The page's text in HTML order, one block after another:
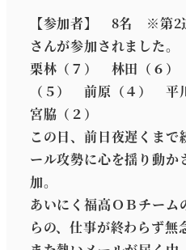
【参加者】 8名 ※第2
さんが参加されました。
栗林（７） 林田（６
（５） 前原（４）
宮脇（２）
この日、前日夜遅くまで
ール攻勢に心を揺り動
加。
あいにく福高ＯＢチーム
らの、仕事が終わらず